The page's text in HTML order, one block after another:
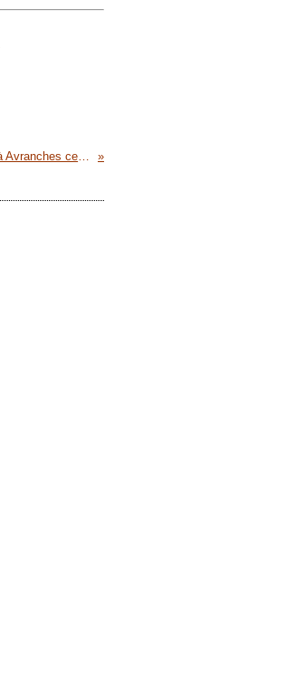
Tour de France Alternatiba à Avranches ce 17 août 2015 - photos, vidéo, tweets, ...